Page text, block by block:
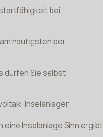
bei
häufigsten bei
dürfen Sie selbst
Inselanlagen
eine Inselanlage Sinn ergibt